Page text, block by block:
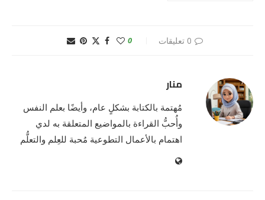
0 تعليقات 0
منار
مُهتمة بالكتابة بشكلٍ عام، وأيضًا بعلم النفس
وأُحبُّ القراءة بالمواضيع المتعلقة به لدي
اهتمام بالأعمال التطوعية مُحبة للعِلم والتعلُّم